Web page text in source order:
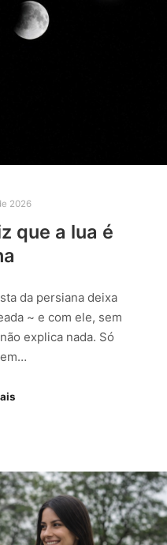
2026
que a lua é
da persiana deixa
~ e com ele, sem
explica nada. Só